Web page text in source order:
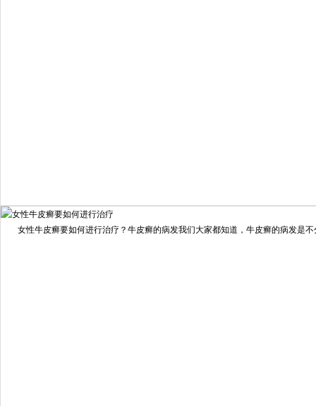
我要咨询 我要预约
女性牛皮癣要如何进行治疗？牛皮癣的病发我们大家都知道，牛皮癣的病发是不